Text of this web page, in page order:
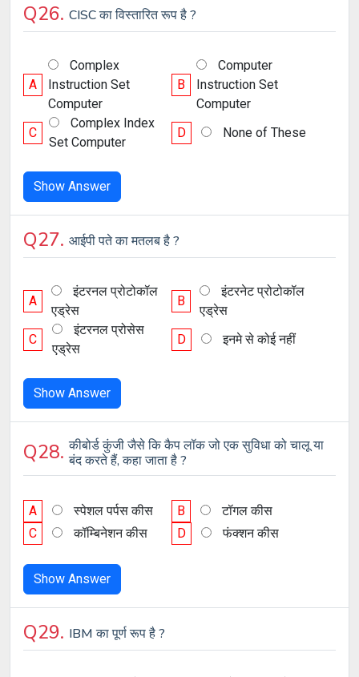
Q26. CISC का विस्तारित रूप है ?
A
Complex
Instruction Set
Computer
B
Computer
Instruction Set
Computer
C
Complex Index
Set Computer
D None of These
Show Answer
Q27. आईपी पते का मतलब है ?
A
इंटरनल प्रोटोकॉल
एड्रेस
B
इंटरनेट प्रोटोकॉल
एड्रेस
C
इंटरनल प्रोसेस
एड्रेस
D इनमे से कोई नहीं
Show Answer
Q28.कीबोर्ड कुंजी जैसे कि कैप लॉक जो एक सुविधा को चालू या
बंद करते हैं, कहा जाता है ?
A स्पेशल पर्पस कीस B
टॉगल कीस
C
कॉम्बिनेशन कीस D फंक्शन कीस
Show Answer
Q29. IBM का पूर्ण रूप है ?